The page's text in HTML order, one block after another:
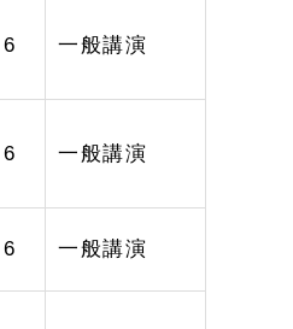
6 一般講演
6 一般講演
6 一般講演